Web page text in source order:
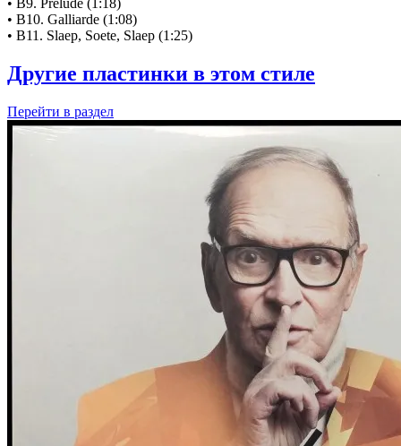
• B9. Prelude (1:18)
• B10. Galliarde (1:08)
• B11. Slaep, Soete, Slaep (1:25)
Другие пластинки в этом стиле
Перейти в раздел